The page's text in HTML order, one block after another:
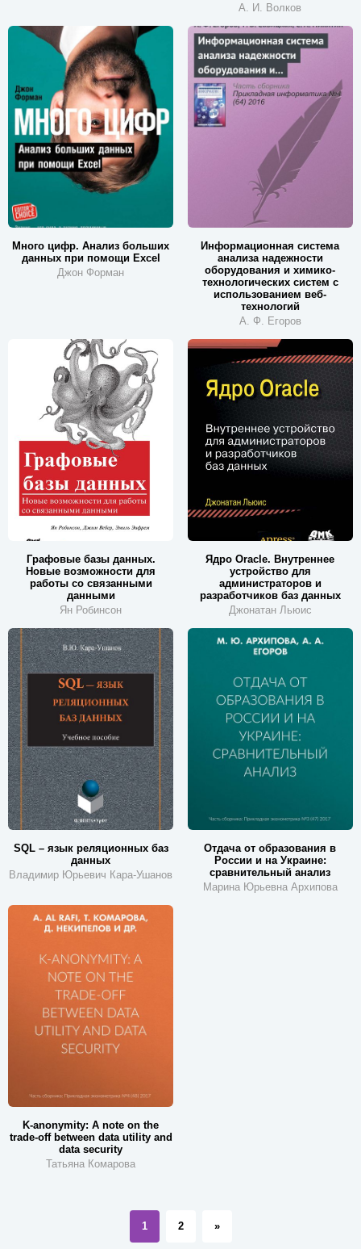
А. И. Волков
Много цифр. Анализ больших
данных при помощи Excel
Джон Форман
Информационная система
анализа надежности
оборудования и химико-
технологических систем с
использованием веб-
технологий
А. Ф. Егоров
Графовые базы данных.
Новые возможности для
работы со связанными
данными
Ян Робинсон
Ядро Oracle. Внутреннее
устройство для
администраторов и
разработчиков баз данных
Джонатан Льюис
SQL – язык реляционных баз
данных
Владимир Юрьевич Кара-Ушанов
Отдача от образования в
России и на Украине:
сравнительный анализ
Марина Юрьевна Архипова
K-anonymity: A note on the
trade-off between data utility and
data security
Татьяна Комарова
1 2 »